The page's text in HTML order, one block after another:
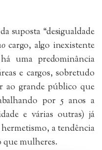
suposta “desigualdade
cargo, algo inexistente
uma predominância
e cargos, sobretudo
ao grande público que
por 5 anos a
e várias outras) já
a tendência
que mulheres.